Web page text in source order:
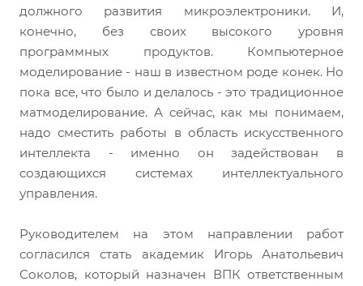
должного развития микроэлектроники. И,
конечно, без своих высокого уровня
программных продуктов. Компьютерное
моделирование - наш в известном роде конек. Но
пока все, что было и делалось - это традиционное
матмоделирование. А сейчас, как мы понимаем,
надо сместить работы в область искусственного
интеллекта - именно он задействован в
создающихся системах интеллектуального
управления.
Руководителем на этом направлении работ
согласился стать академик Игорь Анатольевич
Соколов, который назначен ВПК ответственным